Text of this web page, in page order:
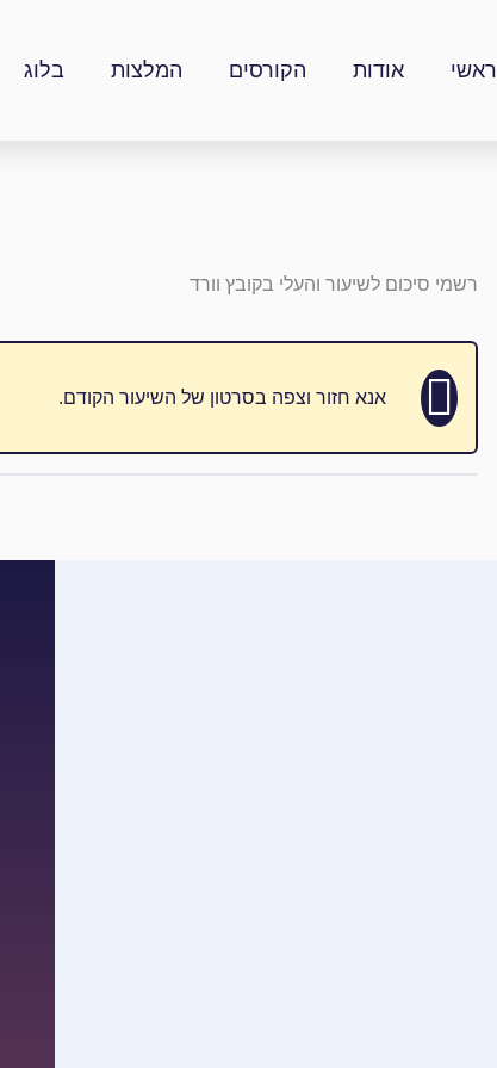
ראשי אודות הקורסים המלצות בלוג
רשמי סיכום לשיעור והעלי בקובץ וורד
אנא חזור וצפה בסרטון של השיעור הקודם.